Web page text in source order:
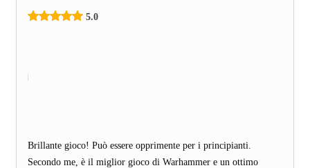
5.0
Brillante gioco! Può essere opprimente per i principianti.
Secondo me, è il miglior gioco di Warhammer e un ottimo